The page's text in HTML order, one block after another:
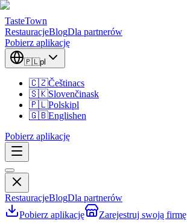
TasteTown
RestauracjeBlogDla partnerów
Pobierz aplikację
🇵🇱pl
🇨🇿Češtinacs
🇸🇰Slovenčinask
🇵🇱Polskipl
🇬🇧Englishen
Pobierz aplikację
RestauracjeBlogDla partnerów
Pobierz aplikację
Zarejestruj swoją firmę